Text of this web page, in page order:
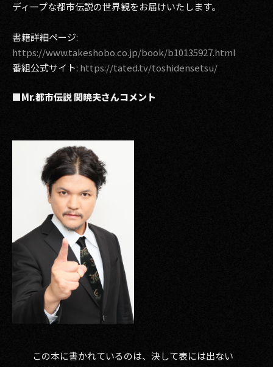
2010
ディープな都市伝説の世界観をお届けいたします。
書籍詳細ページ:
https://www.takeshobo.co.jp/book/b10135927.html
番組公式サイト: https://tated.tv/toshidensetsu/
■Mr.都市伝説 関暁夫さんコメント
この本に書かれているのは、決して表には出ない